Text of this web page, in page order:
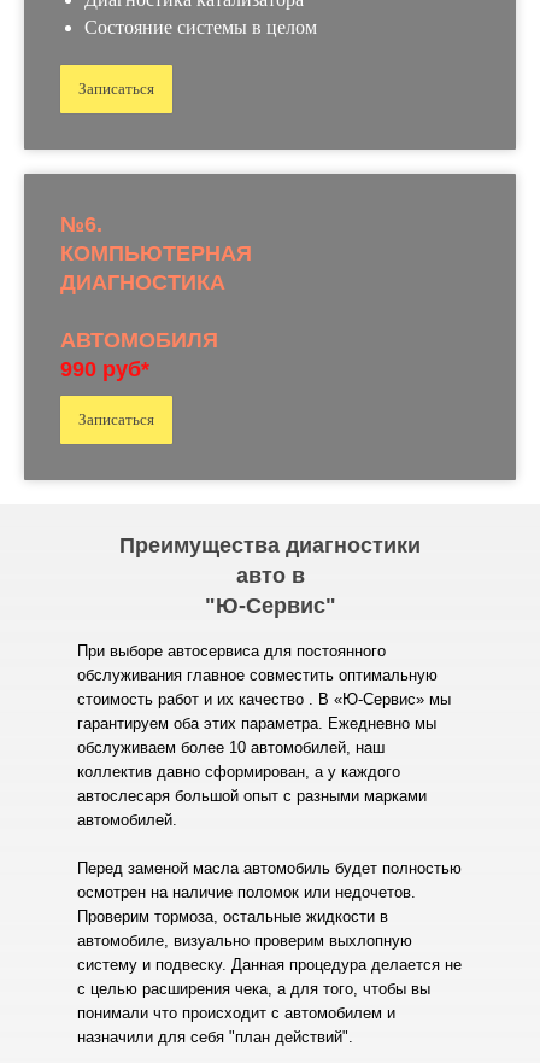
Состояние системы в целом
Записаться
№6.
КОМПЬЮТЕРНАЯ
ДИАГНОСТИКА
АВТОМОБИЛЯ
990 руб*
Записаться
Преимущества диагностики
авто в
"Ю-Сервис"
При выборе автосервиса для постоянного
обслуживания главное совместить оптимальную
стоимость работ и их качество . В «Ю-Сервис» мы
гарантируем оба этих параметра. Ежедневно мы
обслуживаем более 10 автомобилей, наш
коллектив давно сформирован, а у каждого
автослесаря большой опыт с разными марками
автомобилей.
Перед заменой масла автомобиль будет полностью
осмотрен на наличие поломок или недочетов.
Проверим тормоза, остальные жидкости в
автомобиле, визуально проверим выхлопную
систему и подвеску. Данная процедура делается не
с целью расширения чека, а для того, чтобы вы
понимали что происходит с автомобилем и
назначили для себя "план действий".